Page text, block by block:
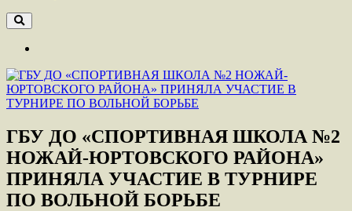
ГБУ ДО «СПОРТИВНАЯ ШКОЛА №2
НОЖАЙ-ЮРТОВСКОГО РАЙОНА»
ПРИНЯЛА УЧАСТИЕ В ТУРНИРЕ
ПО ВОЛЬНОЙ БОРЬБЕ